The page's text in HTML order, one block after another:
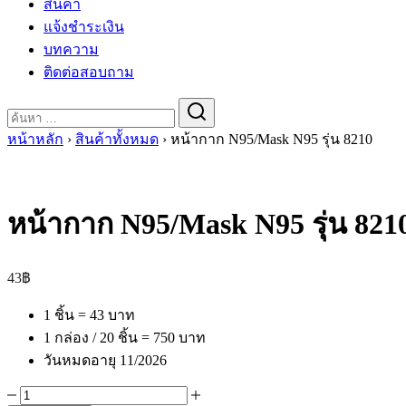
สินค้า
แจ้งชำระเงิน
บทความ
ติดต่อสอบถาม
for:
หน้าหลัก › สินค้าทั้งหมด › หน้ากาก N95/Mask N95 รุ่น 8210
หน้ากาก N95/Mask N95 รุ่น
43฿
1 ชิ้น = 43 บาท
1 กล่อง / 20 ชิ้น = 750 บาท
วันหมดอายุ 11/2026
จำนวน